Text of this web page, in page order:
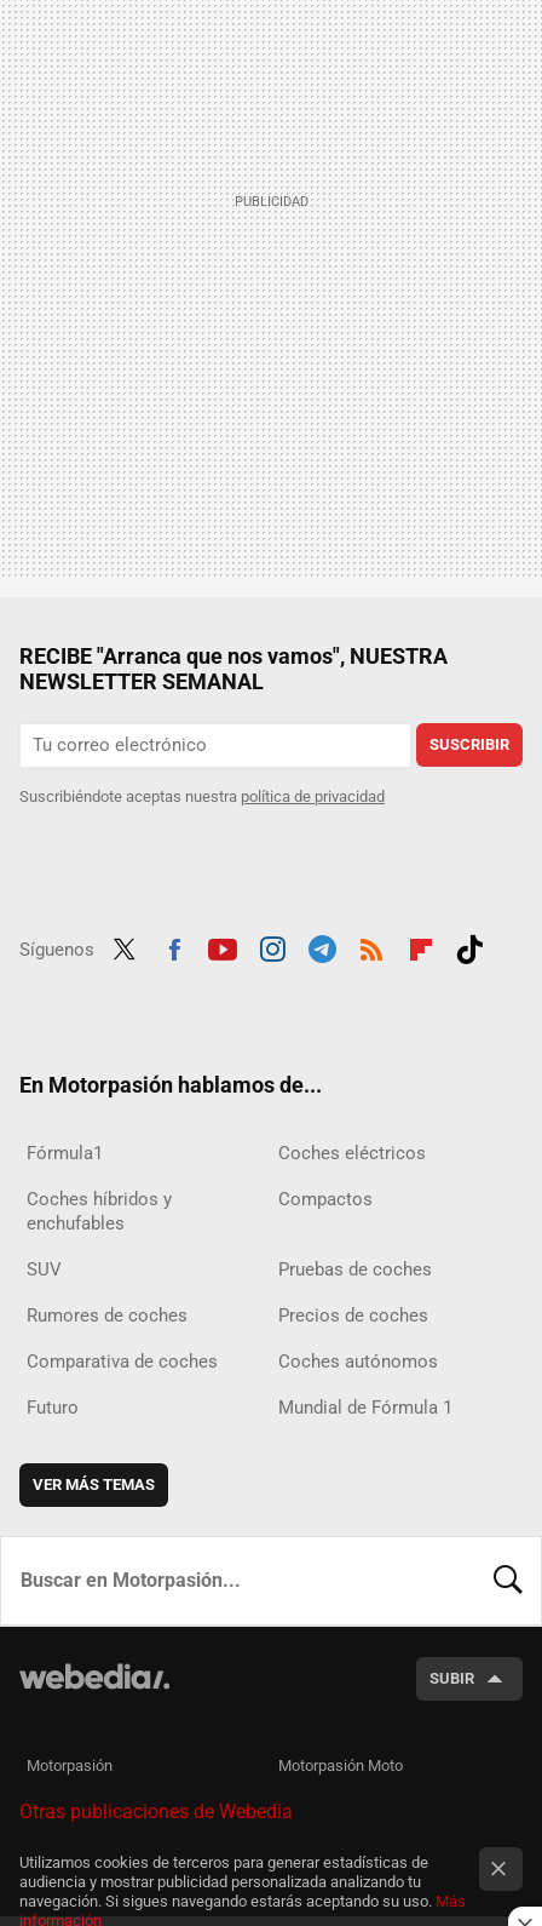
RECIBE "Arranca que nos vamos", NUESTRA
NEWSLETTER SEMANAL
SUSCRIBIR
Suscribiéndote aceptas nuestra política de privacidad
Síguenos
En Motorpasión hablamos de...
Fórmula1 Coches eléctricos
Coches híbridos y
enchufables
Compactos
SUV Pruebas de coches
Rumores de coches Precios de coches
Comparativa de coches Coches autónomos
Futuro Mundial de Fórmula 1
VER MÁS TEMAS
SUBIR
Motorpasión Motorpasión Moto
Otras publicaciones de Webedia
Utilizamos cookies de terceros para generar estadísticas de
audiencia y mostrar publicidad personalizada analizando tu
navegación. Si sigues navegando estarás aceptando su uso. Más
información